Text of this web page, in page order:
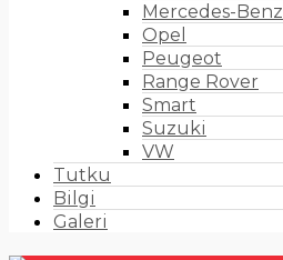
Mercedes-Benz
Opel
Peugeot
Range Rover
Smart
Suzuki
VW
Tutku
Bilgi
Galeri